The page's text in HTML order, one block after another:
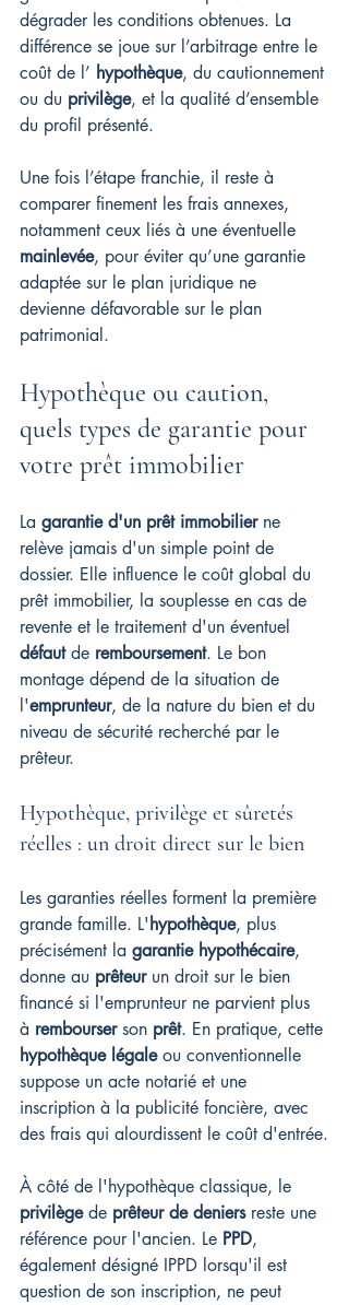
dégrader les conditions obtenues. La
différence se joue sur l’arbitrage entre le
coût de l’ hypothèque, du cautionnement
ou du privilège, et la qualité d’ensemble
du profil présenté.
Une fois l’étape franchie, il reste à
comparer finement les frais annexes,
notamment ceux liés à une éventuelle
mainlevée, pour éviter qu’une garantie
adaptée sur le plan juridique ne
devienne défavorable sur le plan
patrimonial.
Hypothèque ou caution,
quels types de garantie pour
votre prêt immobilier
La garantie d'un prêt immobilier ne
relève jamais d'un simple point de
dossier. Elle influence le coût global du
prêt immobilier, la souplesse en cas de
revente et le traitement d'un éventuel
défaut de remboursement. Le bon
montage dépend de la situation de
l'emprunteur, de la nature du bien et du
niveau de sécurité recherché par le
prêteur.
Hypothèque, privilège et sûretés
réelles : un droit direct sur le bien
Les garanties réelles forment la première
grande famille. L' hypothèque, plus
précisément la garantie hypothécaire,
donne au prêteur un droit sur le bien
financé si l'emprunteur ne parvient plus
à rembourser son prêt. En pratique, cette
hypothèque légale ou conventionnelle
suppose un acte notarié et une
inscription à la publicité foncière, avec
des frais qui alourdissent le coût d'entrée.
À côté de l'hypothèque classique, le
privilège de prêteur de deniers reste une
référence pour l'ancien. Le PPD,
également désigné IPPD lorsqu'il est
question de son inscription, ne peut